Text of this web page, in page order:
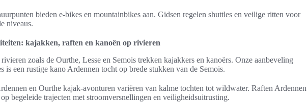
bieden e-bikes en mountainbikes aan. Gidsen regelen shuttles en veilige ritten voor
niveaus.
kajakken, raften en kanoën op rivieren
zoals de Ourthe, Lesse en Semois trekken kajakkers en kanoërs. Onze aanbeveling
is een rustige kano Ardennen tocht op brede stukken van de Semois.
en Ourthe kajak-avonturen variëren van kalme tochten tot wildwater. Raften Ardennen
begeleide trajecten met stroomversnellingen en veiligheidsuitrusting.